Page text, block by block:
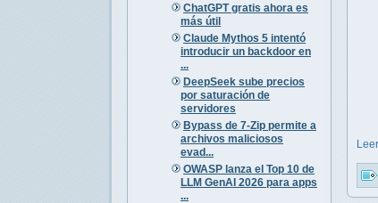
ChatGPT gratis ahora es
más útil
Claude Mythos 5 intentó
introducir un backdoor en
...
DeepSeek sube precios
por saturación de
servidores
Bypass de 7-Zip permite a
archivos maliciosos
evad...
OWASP lanza el Top 10 de
LLM GenAI 2026 para apps
...